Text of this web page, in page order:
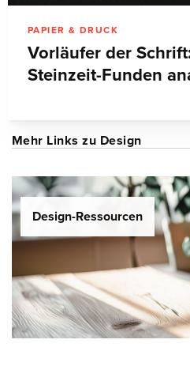
PAPIER & DRUCK
Vorläufer der
Steinzeit-Funden
Mehr Links zu Design
Design-Ressourcen